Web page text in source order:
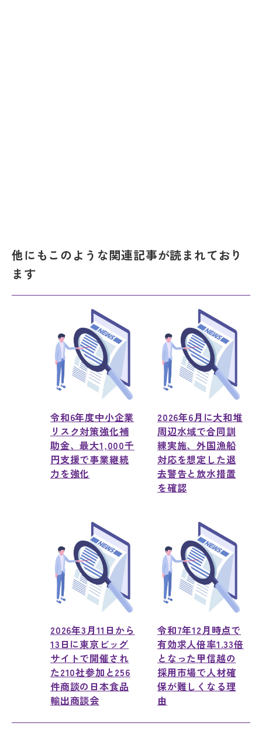
他にもこのような関連記事が読まれており
ます
令和6年度中小企業
リスク対策強化補
助金、最大1,000千
円支援で事業継続
力を強化
2026年6月に大和堆
周辺水域で合同訓
練実施、外国漁船
対応を想定した退
去警告と放水措置
を確認
2026年3月11日から
13日に東京ビッグ
サイトで開催され
た210社参加と256
件商談の日本食品
輸出商談会
令和7年12月時点で
有効求人倍率1.33倍
となった甲信越の
採用市場で人材確
保が難しくなる理
由